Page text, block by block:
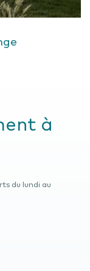
à
du lundi au